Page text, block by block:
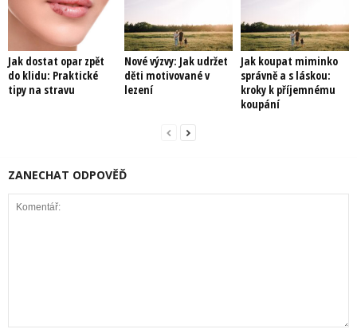
Jak dostat opar zpět
do klidu: Praktické
tipy na stravu
Nové výzvy: Jak udržet
děti motivované v
lezení
Jak koupat miminko
správně a s láskou:
kroky k příjemnému
koupání
ZANECHAT ODPOVĚĎ